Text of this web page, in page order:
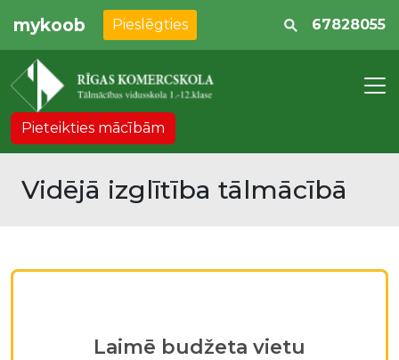
mykoob Pieslēgties 67828055
Pieteikties mācībām
Vidējā izglītība tālmācībā
Laimē budžeta vietu